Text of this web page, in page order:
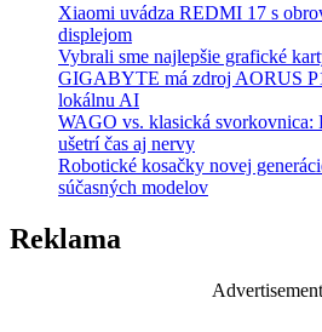
Xiaomi uvádza REDMI 17 s
displejom
Vybrali sme najlepšie grafické
GIGABYTE má zdroj AORUS
lokálnu AI
WAGO vs. klasická svorkovnica:
ušetrí čas aj nervy
Robotické kosačky novej
súčasných modelov
Reklama